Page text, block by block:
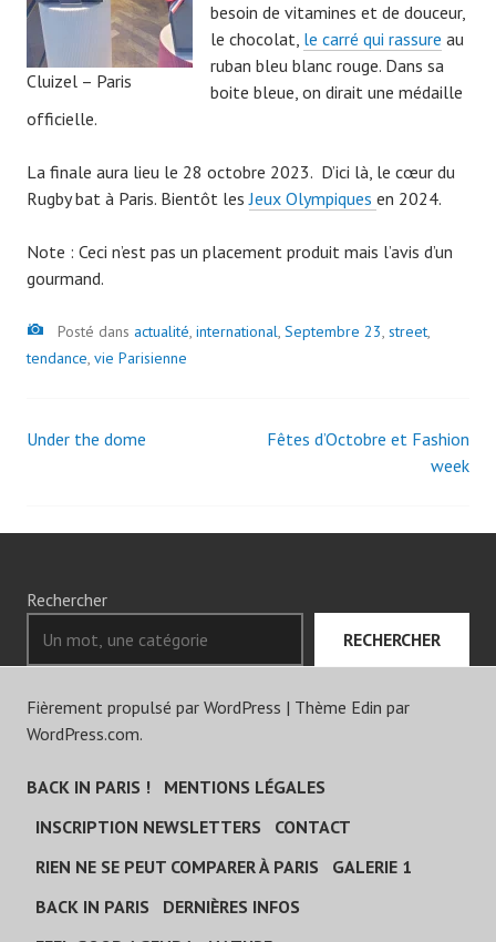
Cluizel – Paris
besoin de vitamines et de douceur,
le chocolat, le carré qui rassure au
ruban bleu blanc rouge. Dans sa
boite bleue, on dirait une médaille
officielle.
La finale aura lieu le 28 octobre 2023. D’ici là, le cœur du
Rugby bat à Paris. Bientôt lesJeux Olympiques en 2024.
Note : Ceci n’est pas un placement produit mais l’avis d’un
gourmand.
Image
Posté dans actualité, international, Septembre 23, street,
tendance, vie Parisienne
Navigation
Under the dome
Fêtes d’Octobre et Fashion
week
Rechercher
RECHERCHER
Fièrement propulsé par WordPress | Thème Edin par
WordPress.com.
BACK IN PARIS !
MENTIONS LÉGALES
INSCRIPTION NEWSLETTERS
CONTACT
RIEN NE SE PEUT COMPARER À PARIS
GALERIE 1
BACK IN PARIS
DERNIÈRES INFOS